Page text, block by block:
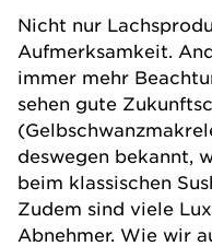
Nicht nur
Aufmerksamkeit.
immer mehr
sehen gute
deswegen bekannt,
beim klassischen
Zudem sind viele
Abnehmer. Wie wir